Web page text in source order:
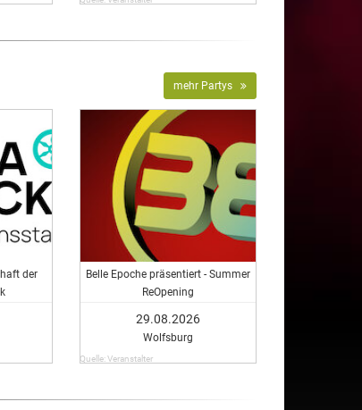
mehr Partys
der
Belle Epoche präsentiert - Summer
ReOpening
29.08.2026
Wolfsburg
Quelle: Veranstalter